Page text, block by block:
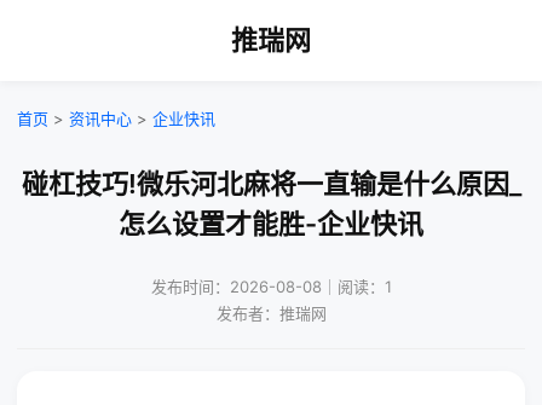
推瑞网
首页 > 资讯中心 > 企业快讯
碰杠技巧!微乐河北麻将一直输是什么原因_
怎么设置才能胜-企业快讯
发布时间：2026-08-08｜阅读：1
发布者：推瑞网